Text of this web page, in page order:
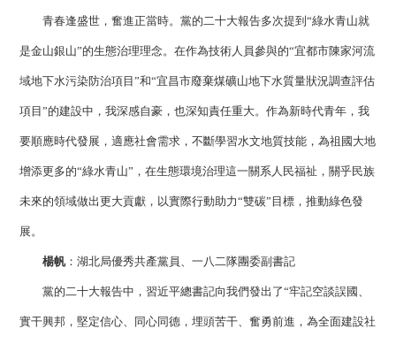
青春逢盛世，奮進正當時。黨的二十大報告多次提到“綠水青山就
是金山銀山”的生態治理理念。在作為技術人員參與的“宜都市陳家河流
域地下水污染防治項目”和“宜昌市廢棄煤礦山地下水質量狀況調查評估
項目”的建設中，我深感自豪，也深知責任重大。作為新時代青年，我
要順應時代發展，適應社會需求，不斷學習水文地質技能，為祖國大地
增添更多的“綠水青山”，在生態環境治理這一關系人民福祉，關乎民族
未來的領域做出更大貢獻，以實際行動助力“雙碳”目標，推動綠色發
展。
楊帆：湖北局優秀共產黨員、一八二隊團委副書記
黨的二十大報告中，習近平總書記向我們發出了“牢記空談誤國、
實干興邦，堅定信心、同心同德，埋頭苦干、奮勇前進，為全面建設社